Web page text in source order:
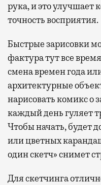
рука, и это
точность восприятия.
Быстрые зарисовки
фактура тут все
смена времен года
архитектурные
нарисовать комикс о
каждый день гуляет
Чтобы начать, будет
или цветных
один скетч» снимет
Для скетчинга